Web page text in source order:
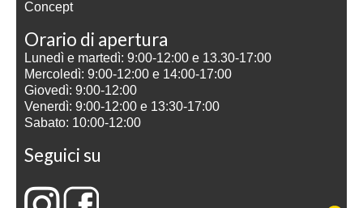
Concept
Orario di apertura
Lunedì e martedì: 9:00-12:00 e 13.30-17:00
Mercoledì: 9:00-12:00 e 14:00-17:00
Giovedì: 9:00-12:00
Venerdì: 9:00-12:00 e 13:30-17:00
Sabato: 10:00-12:00
Seguici su